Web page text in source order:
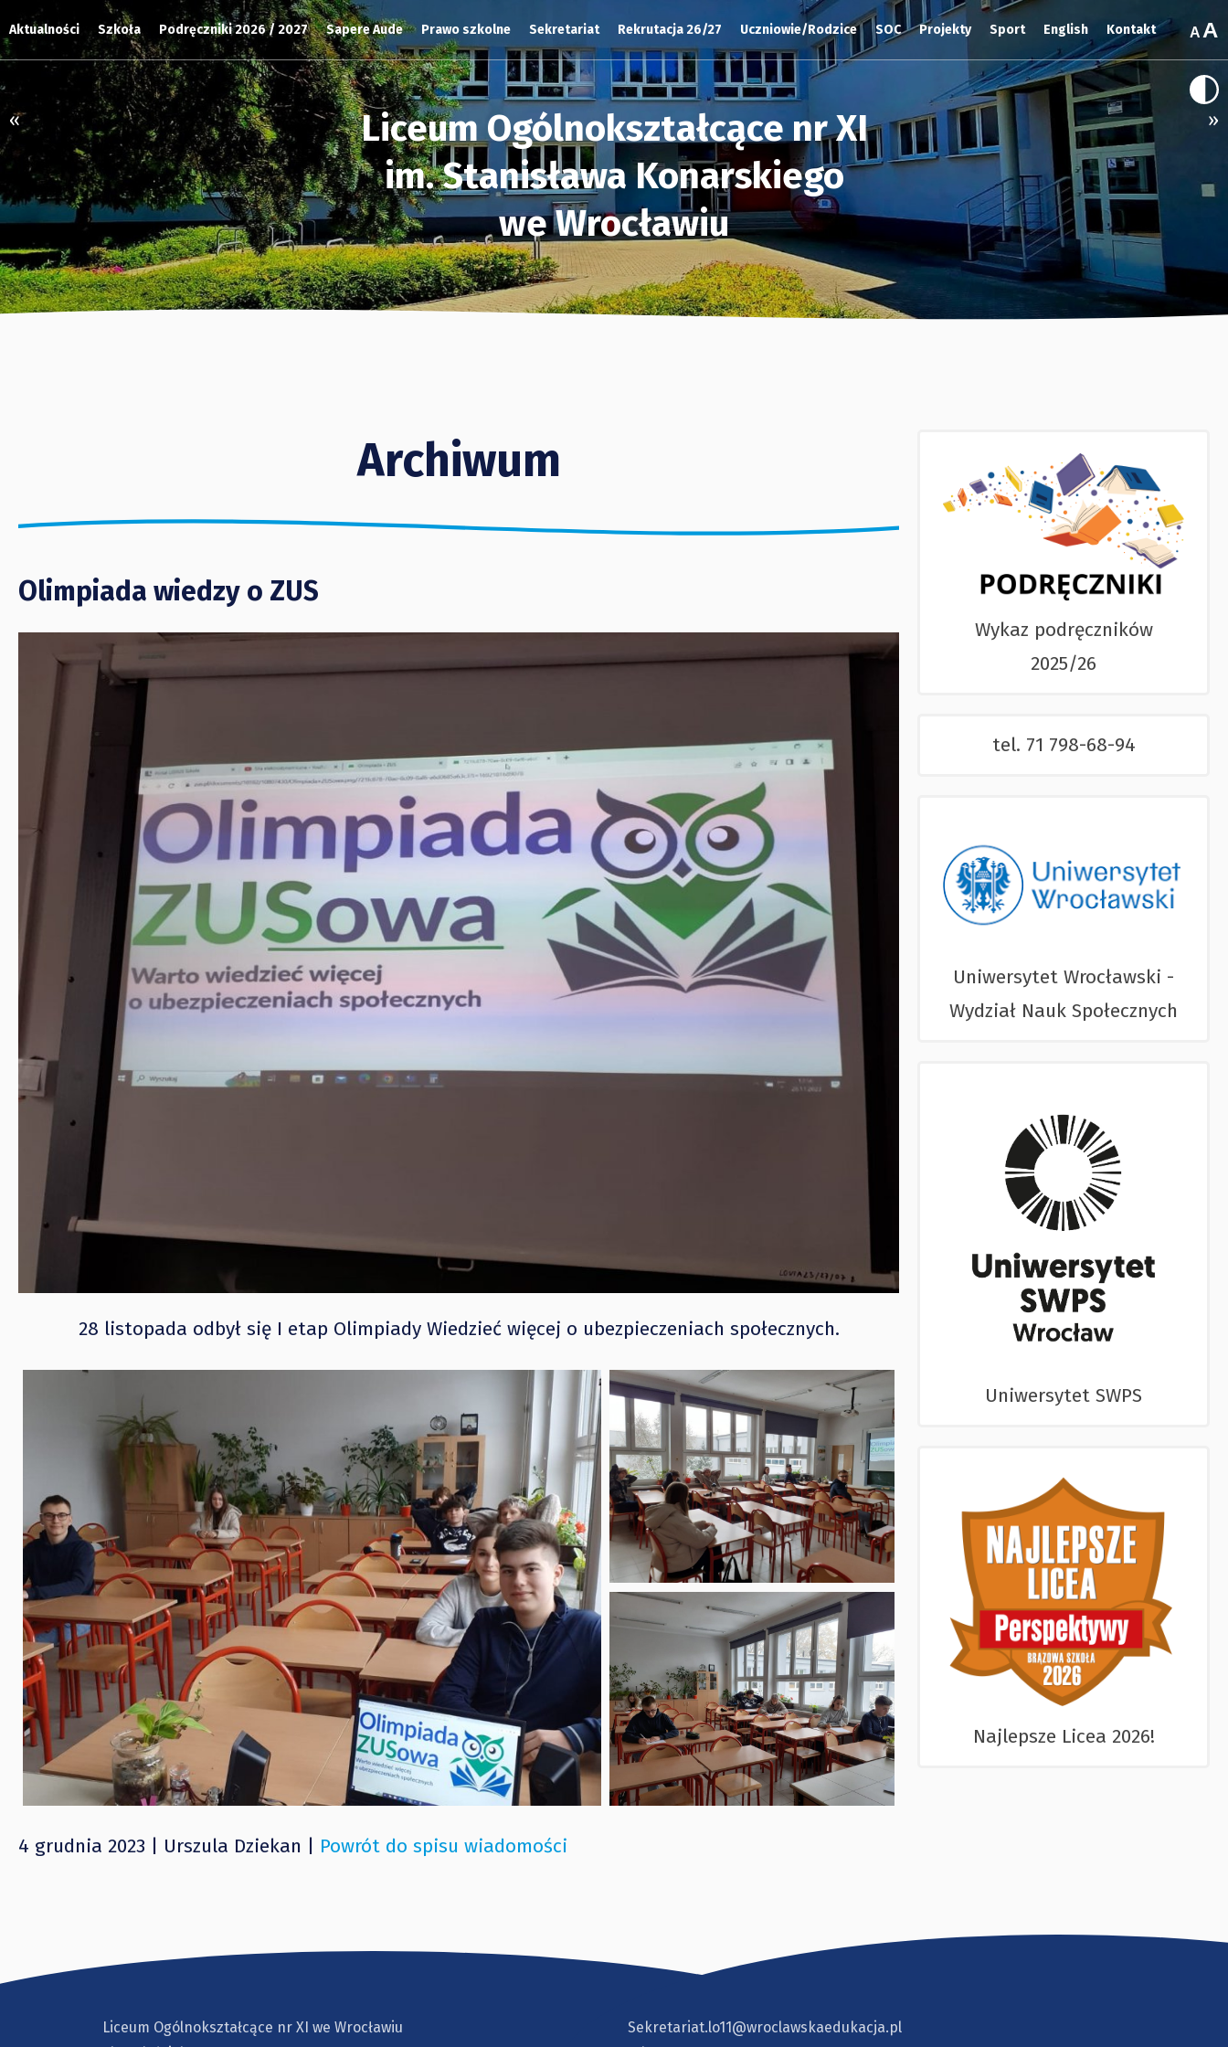
Liceum Ogólnokształcące nr XI
im. Stanisława Konarskiego
we Wrocławiu
« »
Aktualności Szkoła Podręczniki 2026 / 2027 Sapere Aude Prawo szkolne Sekretariat Rekrutacja 26/27 Uczniowie/Rodzice SOC Projekty Sport English Kontakt
Archiwum
Olimpiada wiedzy o ZUS
28 listopada odbył się I etap Olimpiady Wiedzieć więcej o ubezpieczeniach społecznych.
4 grudnia 2023 | Urszula Dziekan | Powrót do spisu wiadomości
Wykaz podręczników
2025/26
tel. 71 798-68-94
Uniwersytet Wrocławski -
Wydział Nauk Społecznych
Uniwersytet SWPS
Najlepsze Licea 2026!
Liceum Ogólnokształcące nr XI we Wrocławiu
Sekretariat.lo11@wroclawskaedukacja.pl